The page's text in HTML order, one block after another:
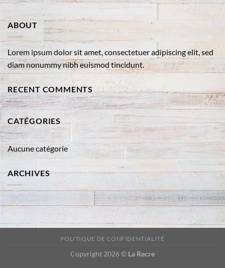
ABOUT
Lorem ipsum dolor sit amet, consectetuer adipiscing elit, sed
diam nonummy nibh euismod tincidunt.
RECENT COMMENTS
CATÉGORIES
Aucune catégorie
ARCHIVES
POLITIQUE DE CONFIDENTIALITÉ
Copyright 2026 © La Recre